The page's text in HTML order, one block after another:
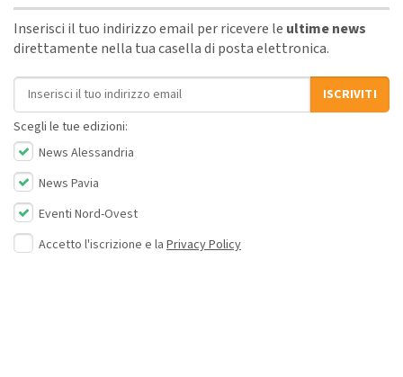
Inserisci il tuo indirizzo email per ricevere le ultime news
direttamente nella tua casella di posta elettronica.
Indirizzo email
ISCRIVITI
Scegli le tue edizioni:
News Alessandria
News Pavia
Eventi Nord-Ovest
Accetto l'iscrizione e la Privacy Policy